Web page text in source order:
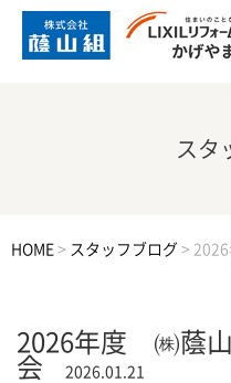
スタ
HOME > スタッフブログ >
2026年度 ㈱蔭
会
2026.01.21